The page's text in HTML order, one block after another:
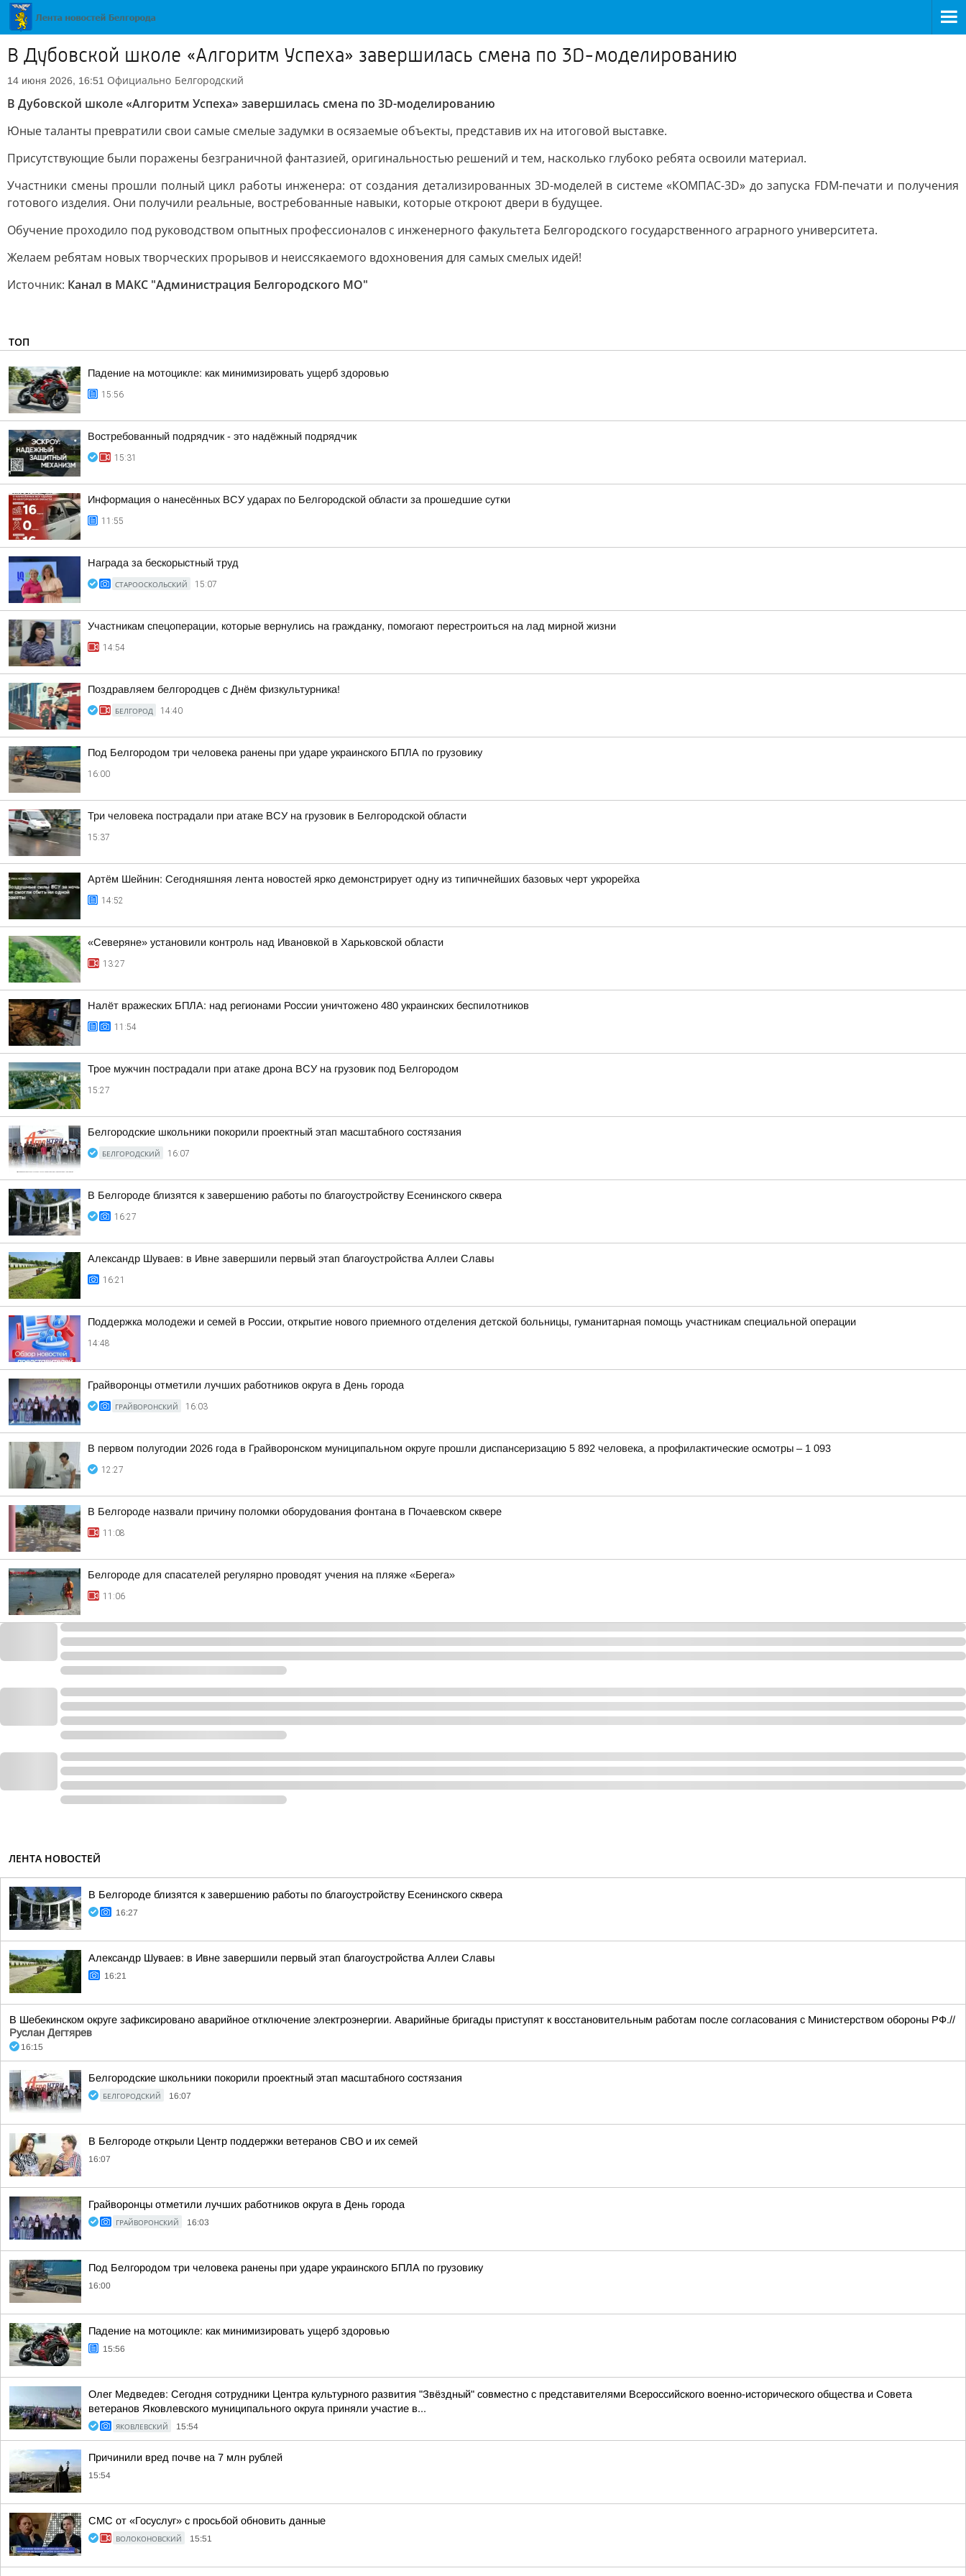
В Дубовской школе «Алгоритм Успеха» завершилась смена по 3D-моделированию
14 июня 2026, 16:51 Официально Белгородский
В Дубовской школе «Алгоритм Успеха» завершилась смена по 3D-моделированию
Юные таланты превратили свои самые смелые задумки в осязаемые объекты, представив их на итоговой выставке.
Присутствующие были поражены безграничной фантазией, оригинальностью решений и тем, насколько глубоко ребята освоили материал.
Участники смены прошли полный цикл работы инженера: от создания детализированных 3D-моделей в системе «КОМПАС-3D» до запуска FDM-печати и получения
готового изделия. Они получили реальные, востребованные навыки, которые откроют двери в будущее.
Обучение проходило под руководством опытных профессионалов с инженерного факультета Белгородского государственного аграрного университета.
Желаем ребятам новых творческих прорывов и неиссякаемого вдохновения для самых смелых идей!
Источник: Канал в МАКС "Администрация Белгородского МО"
ТОП
Падение на мотоцикле: как минимизировать ущерб здоровью
15:56
Востребованный подрядчик - это надёжный подрядчик
15:31
Информация о нанесённых ВСУ ударах по Белгородской области за прошедшие сутки
11:55
Награда за бескорыстный труд
СТАРООСКОЛЬСКИЙ 15:07
Участникам спецоперации, которые вернулись на гражданку, помогают перестроиться на лад мирной жизни
14:54
Поздравляем белгородцев с Днём физкультурника!
БЕЛГОРОД 14:40
Под Белгородом три человека ранены при ударе украинского БПЛА по грузовику
16:00
Три человека пострадали при атаке ВСУ на грузовик в Белгородской области
15:37
Артём Шейнин: Сегодняшняя лента новостей ярко демонстрирует одну из типичнейших базовых черт укрорейха
14:52
«Северяне» установили контроль над Ивановкой в Харьковской области
13:27
Налёт вражеских БПЛА: над регионами России уничтожено 480 украинских беспилотников
11:54
Трое мужчин пострадали при атаке дрона ВСУ на грузовик под Белгородом
15:27
Белгородские школьники покорили проектный этап масштабного состязания
БЕЛГОРОДСКИЙ 16:07
В Белгороде близятся к завершению работы по благоустройству Есенинского сквера
16:27
Александр Шуваев: в Ивне завершили первый этап благоустройства Аллеи Славы
16:21
Поддержка молодежи и семей в России, открытие нового приемного отделения детской больницы, гуманитарная помощь участникам специальной операции
14:48
Грайворонцы отметили лучших работников округа в День города
ГРАЙВОРОНСКИЙ 16:03
В первом полугодии 2026 года в Грайворонском муниципальном округе прошли диспансеризацию 5 892 человека, а профилактические осмотры – 1 093
12:27
В Белгороде назвали причину поломки оборудования фонтана в Почаевском сквере
11:08
Белгороде для спасателей регулярно проводят учения на пляже «Берега»
11:06
ЛЕНТА НОВОСТЕЙ
В Белгороде близятся к завершению работы по благоустройству Есенинского сквера
16:27
Александр Шуваев: в Ивне завершили первый этап благоустройства Аллеи Славы
16:21
В Шебекинском округе зафиксировано аварийное отключение электроэнергии. Аварийные бригады приступят к восстановительным работам после согласования с Министерством обороны РФ.//
Руслан Дегтярев
16:15
Белгородские школьники покорили проектный этап масштабного состязания
БЕЛГОРОДСКИЙ 16:07
В Белгороде открыли Центр поддержки ветеранов СВО и их семей
16:07
Грайворонцы отметили лучших работников округа в День города
ГРАЙВОРОНСКИЙ 16:03
Под Белгородом три человека ранены при ударе украинского БПЛА по грузовику
16:00
Падение на мотоцикле: как минимизировать ущерб здоровью
15:56
Олег Медведев: Сегодня сотрудники Центра культурного развития "Звёздный" совместно с представителями Всероссийского военно-исторического общества и Совета
ветеранов Яковлевского муниципального округа приняли участие в...
ЯКОВЛЕВСКИЙ 15:54
Причинили вред почве на 7 млн рублей
15:54
СМС от «Госуслуг» с просьбой обновить данные
ВОЛОКОНОВСКИЙ 15:51